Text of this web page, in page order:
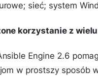
sieć; system
korzystanie z
Engine 2.6
w prostszy sposób